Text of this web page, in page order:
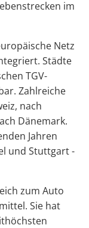
im
Netz
Städte
TGV-
Zahlreiche
nach
Dänemark.
Jahren
und Stuttgart -
zum Auto
Sie hat